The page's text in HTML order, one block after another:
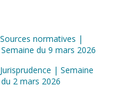
Sources normatives |
Semaine du 9 mars 2026
Jurisprudence | Semaine
du 2 mars 2026